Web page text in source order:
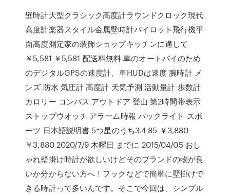
壁時計大型クラシック高度計ラウンドクロック現代
高度計楽器スタイル金属壁時計パイロット飛行機平
面高度測定家の装飾ショップキッチンに適して
￥5,581 ￥5,581 配送料無料 車のオートバイのため
のデジタルGPSの速度計、車HUDは速度 腕時計 メ
ンズ 防水 気圧計 高度計 天気予測 活動量計 歩数計
カロリー コンパス アウトドア 登山 第2時間帯表示
ストップウオッチ アラーム時報 バックライト スポ
ーツ 日本語説明書 5つ星のうち3.4 85 ￥3,880
￥3,880 2020/7/9 木曜日 までに 2015/04/05 おし
ゃれ壁掛け時計が欲しいけどそのブランドの物が良
いか分からない方へ！フックなどで簡単に壁掛けで
きる時計って多いんです。そこで今回は、シンプル